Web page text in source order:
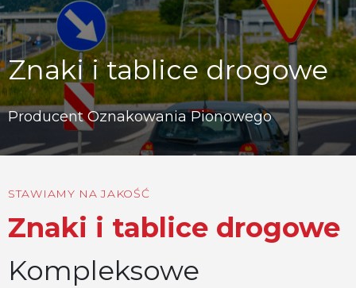
Znaki i tablice drogowe
Producent Oznakowania Pionowego
STAWIAMY NA JAKOŚĆ
Znaki i tablice drogowe
Kompleksowe